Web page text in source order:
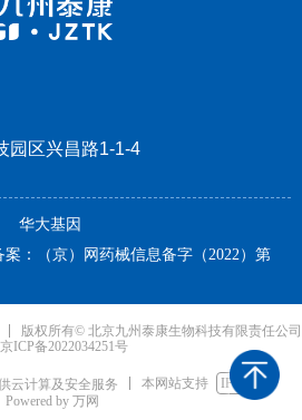
园区兴昌路1-1-4
华大基因
：（京）网药械信息备字（2022）第
版权所有© 北京九州泰康生物科技有限责任公司
京ICP备2022034251号
云计算及安全服务 本网站支持
IPv6
Powered by 万网